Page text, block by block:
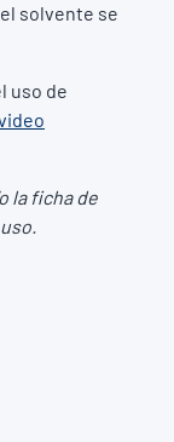
solvente se
uso de
la ficha de